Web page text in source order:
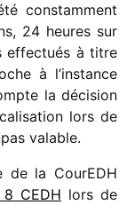
constam­ment
24 heures sur
effec­tués à titre
à l’instance
la déci­sion
lors de
valable.
de la CourEDH
CEDH lors de